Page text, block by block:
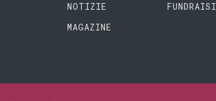
NOTIZIE
MAGAZINE